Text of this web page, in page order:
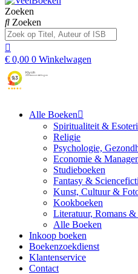
Zoeken
Zoeken
€ 0,00 0 Winkelwagen
Alle Boeken
Spiritualiteit &
Religie
Psychologie,
Economie &
Studieboeken
Fantasy &
Kunst, Cultuur &
Kookboeken
Literatuur, Romans
Alle Boeken
Inkoop boeken
Boekenzoekdienst
Klantenservice
Contact